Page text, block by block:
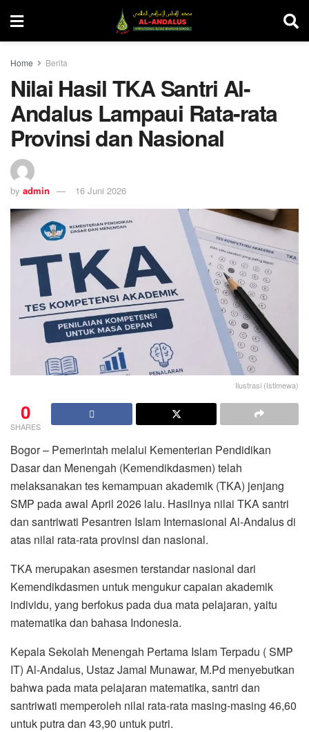
Home Berita
Nilai Hasil TKA Santri Al-
Andalus Lampaui Rata-rata
Provinsi dan Nasional
by admin 16 Juni 2026
Ilustrasi (Istimewa)
0
SHARES
Bogor – Pemerintah melalui Kementerian Pendidikan
Dasar dan Menengah (Kemendikdasmen) telah
melaksanakan tes kemampuan akademik (TKA) jenjang
SMP pada awal April 2026 lalu. Hasilnya nilai TKA santri
dan santriwati Pesantren Islam Internasional Al-Andalus di
atas nilai rata-rata provinsi dan nasional.
TKA merupakan asesmen terstandar nasional dari
Kemendikdasmen untuk mengukur capaian akademik
individu, yang berfokus pada dua mata pelajaran, yaitu
matematika dan bahasa Indonesia.
Kepala Sekolah Menengah Pertama Islam Terpadu ( SMP
IT) Al-Andalus, Ustaz Jamal Munawar, M.Pd menyebutkan
bahwa pada mata pelajaran matematika, santri dan
santriwati memperoleh nilai rata-rata masing-masing 46,60
untuk putra dan 43,90 untuk putri.